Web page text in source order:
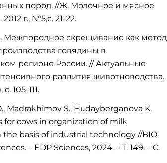
пород. //Ж. Молочное и мясное
г., №5,с. 21-22.
Межпородное скрещивание как метод
говядины в
регионе России. // Актуальные
развития животноводства.
105-111.
Madrakhimov S., Hudayberganova K.
for cows in organization of milk
basis of industrial technology //BIO
– EDP Sciences, 2024. – Т. 149. – С.